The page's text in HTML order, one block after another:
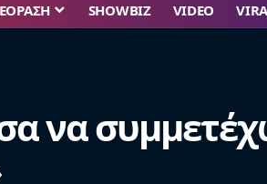
SHOWBIZ VIDEO
να